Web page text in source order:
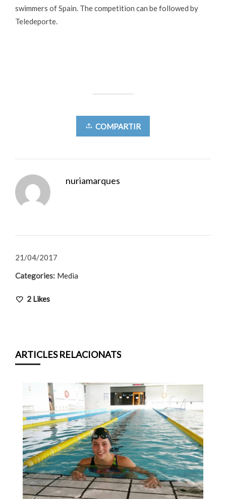
swimmers of Spain. The competition can be followed by
Teledeporte.
COMPARTIR
nuriamarques
21/04/2017
Categories: Media
2 Likes
ARTICLES RELACIONATS